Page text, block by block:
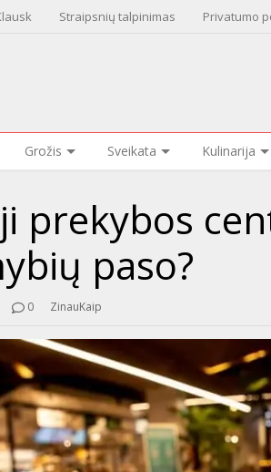
Straipsnių talpinimas Privatumo
Grožis Sveikata Kulinarija
prekybos
paso?
0 ZinauKaip